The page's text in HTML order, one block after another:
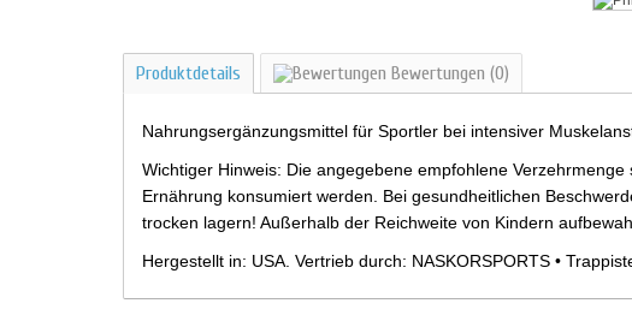
Produktdetails Bewertungen (0)
Nahrungsergänzungsmittel für Sportler bei intensiver
Wichtiger Hinweis: Die angegebene empfohlene
Ernährung konsumiert werden. Bei gesundheitlichen
trocken lagern! Außerhalb der Reichweite von Kindern
Hergestellt in: USA. Vertrieb durch: NASKORSPORTS •